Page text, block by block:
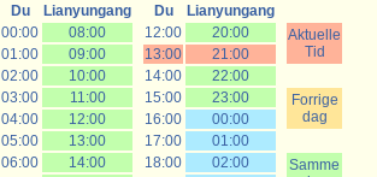
Du Lianyungang Du
Lianyungang
00:00
08:00 12:00 20:00
Aktuelle
Tid
01:00 09:00 13:00
21:00
02:00
10:00 14:00
22:00
03:00
11:00 15:00 23:00
Forrige
dag
04:00 12:00 16:00
00:00
05:00
13:00 17:00
01:00
06:00
14:00 18:00 02:00
Samme